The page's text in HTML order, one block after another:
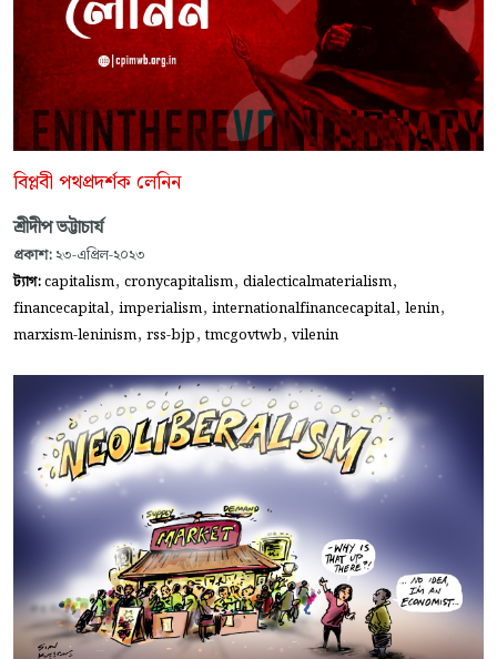
বিপ্লবী পথপ্রদর্শক লেনিন
শ্রীদীপ ভট্টাচার্য
প্রকাশ: ২৩-এপ্রিল-২০২৩
ট্যাগ:capitalism, cronycapitalism, dialecticalmaterialism,
financecapital, imperialism, internationalfinancecapital, lenin,
marxism-leninism, rss-bjp,tmcgovtwb, vilenin